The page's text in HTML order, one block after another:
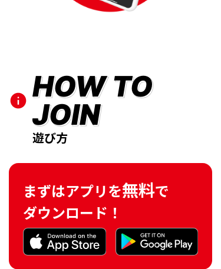
HOW TO
JOIN
遊び方
まずはアプリを無料で
ダウンロード！